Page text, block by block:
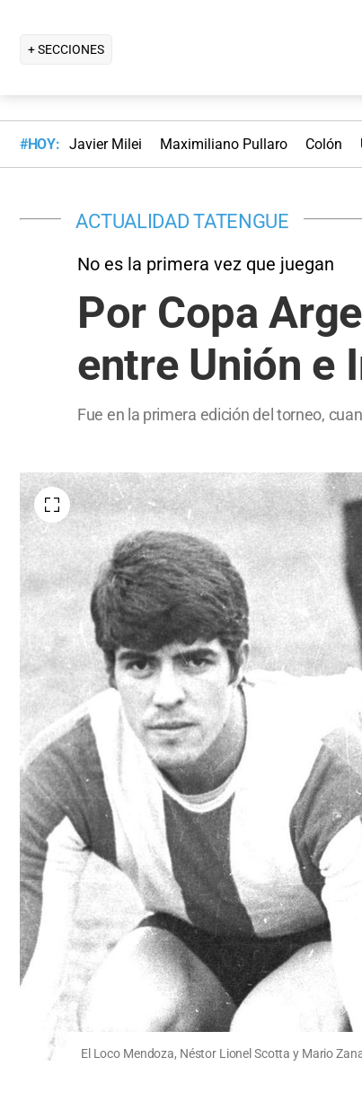
+ SECCIONES
#HOY: Javier Milei Maximiliano Pullaro Colón
ACTUALIDAD TATENGUE
No es la primera vez que juegan
Por Copa
entre Unión e
Fue en la primera edición del torneo,
El Loco Mendoza, Néstor Lionel Scotta y Mario